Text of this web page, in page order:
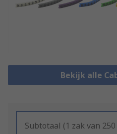
Bekijk alle
Subtotaal (1 zak van